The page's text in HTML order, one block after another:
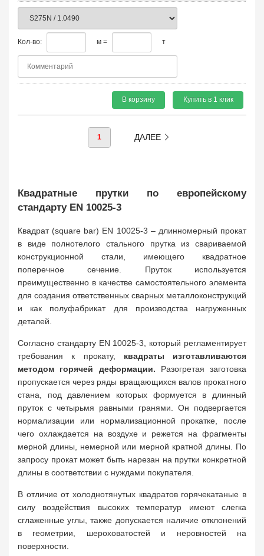
Кол-во: м = т
В корзину Купить в 1 клик
1 ДАЛЕЕ
Квадратные прутки по европейскому
стандарту EN 10025-3
Квадрат (square bar) EN 10025-3 – длинномерный прокат
в виде полнотелого стального прутка из свариваемой
конструкционной стали, имеющего квадратное
поперечное сечение. Пруток используется
преимущественно в качестве самостоятельного элемента
для создания ответственных сварных металлоконструкций
и как полуфабрикат для производства нагруженных
деталей.
Согласно стандарту EN 10025-3, который регламентирует
требования к прокату, квадраты изготавливаются
методом горячей деформации. Разогретая заготовка
пропускается через ряды вращающихся валов прокатного
стана, под давлением которых формуется в длинный
пруток с четырьмя равными гранями. Он подвергается
нормализации или нормализационной прокатке, после
чего охлаждается на воздухе и режется на фрагменты
мерной длины, немерной или мерной кратной длины. По
запросу прокат может быть нарезан на прутки конкретной
длины в соответствии с нуждами покупателя.
В отличие от холоднотянутых квадратов горячекатаные в
силу воздействия высоких температур имеют слегка
сглаженные углы, также допускается наличие отклонений
в геометрии, шероховатостей и неровностей на
поверхности.